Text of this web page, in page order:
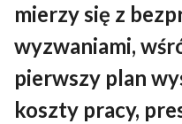
mierzy się z
wyzwaniami,
pierwszy plan
koszty pracy,